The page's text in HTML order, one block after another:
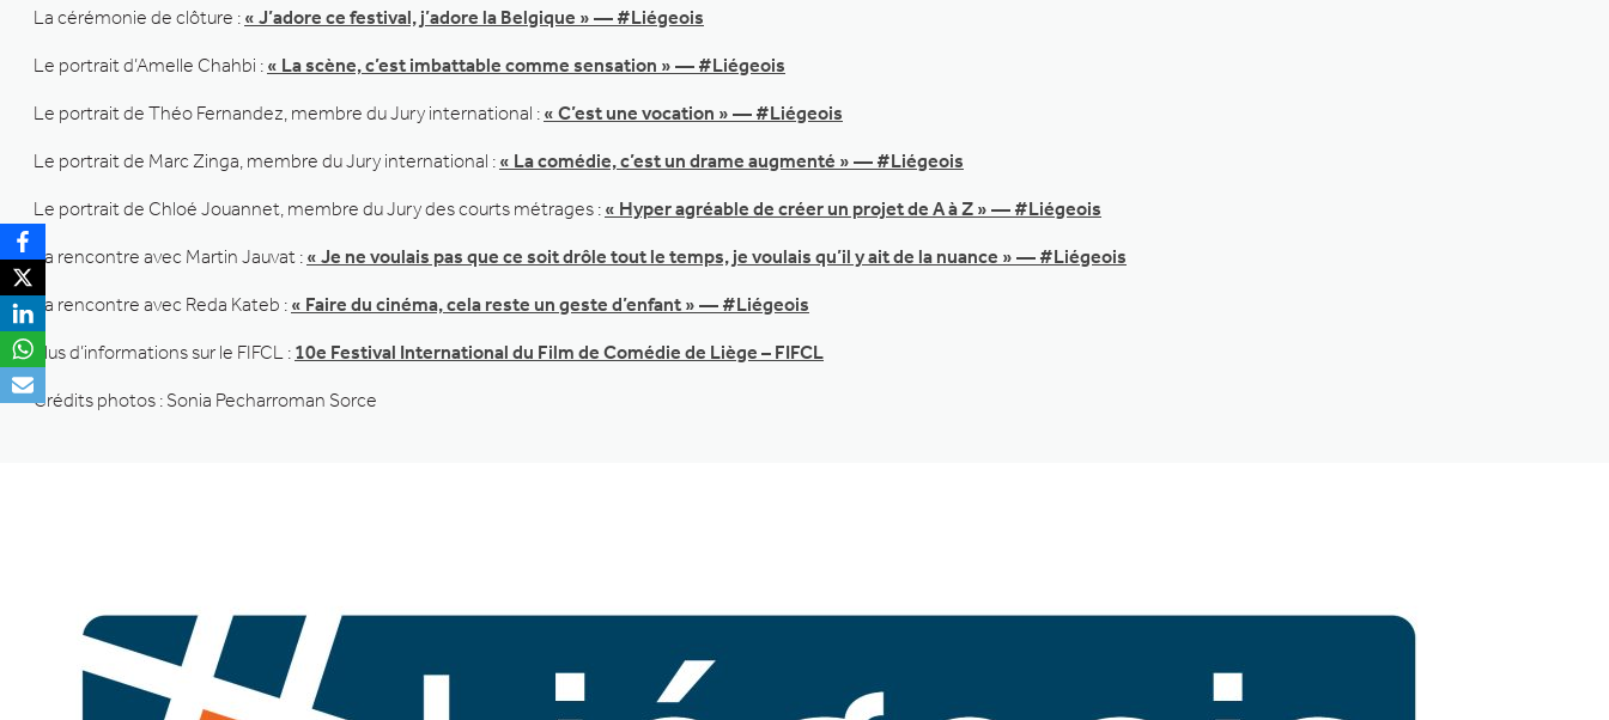
La cérémonie de clôture : « J’adore ce festival, j’adore la Belgique » — #Liégeois
Le portrait d’Amelle Chahbi : « La scène, c’est imbattable comme sensation » — #Liégeois
Le portrait de Théo Fernandez, membre du Jury international : « C’est une vocation » — #Liégeois
Le portrait de Marc Zinga, membre du Jury international : « La comédie, c’est un drame augmenté » — #Liégeois
Le portrait de Chloé Jouannet, membre du Jury des courts métrages : « Hyper agréable de créer un projet de A à Z » — #Liégeois
La rencontre avec Martin Jauvat : « Je ne voulais pas que ce soit drôle tout le temps, je voulais qu’il y ait de la nuance » — #Liégeois
La rencontre avec Reda Kateb : « Faire du cinéma, cela reste un geste d’enfant » — #Liégeois
Plus d’informations sur le FIFCL : 10e Festival International du Film de Comédie de Liège – FIFCL
Crédits photos : Sonia Pecharroman Sorce